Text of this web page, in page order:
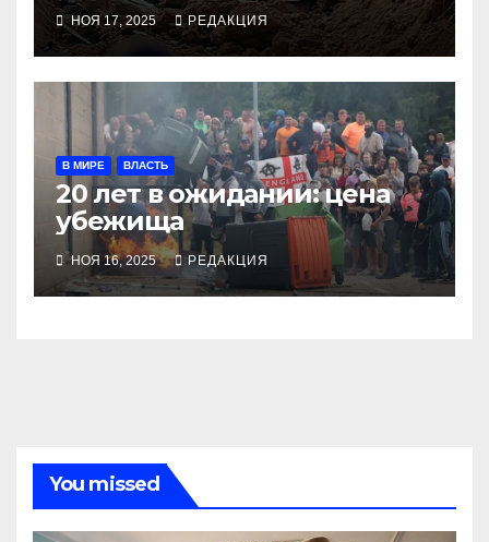
НОЯ 17, 2025 РЕДАКЦИЯ
В МИРЕ ВЛАСТЬ
20 лет в ожидании: цена
убежища
НОЯ 16, 2025 РЕДАКЦИЯ
You missed